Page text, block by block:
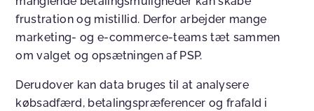
frustration og mistillid. Derfor arbejder mange
marketing- og e-commerce-teams tæt sammen
om valget og opsætningen af PSP.
Derudover kan data bruges til at analysere
købsadfærd, betalingspræferencer og frafald i